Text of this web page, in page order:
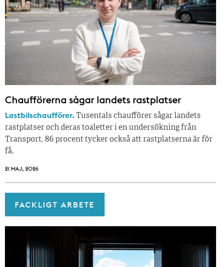
Chaufförerna sågar landets rastplatser
Lastbilschaufförer.Tusentals chaufförer sågar landets
rastplatser och deras toaletter i en undersökning från
Transport. 86 procent tycker också att rastplatserna är för
få.
21 MAJ, 2026
FACKLIGT ARBETE